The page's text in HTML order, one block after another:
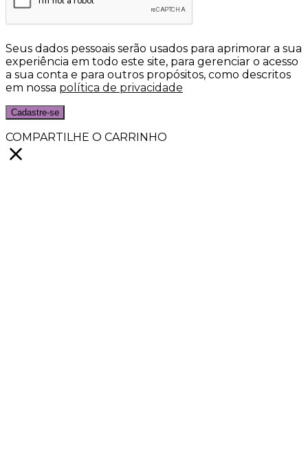
Seus dados pessoais serão usados para aprimorar a sua
experiência em todo este site, para gerenciar o acesso
a sua conta e para outros propósitos, como descritos
em nossa política de privacidade
Cadastre-se
COMPARTILHE O CARRINHO